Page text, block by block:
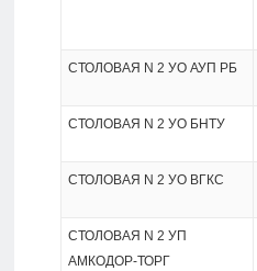
СТОЛОВАЯ N 2 УО АУП РБ
СТОЛОВАЯ N 2 УО БНТУ
СТОЛОВАЯ N 2 УО ВГКС
СТОЛОВАЯ N 2 УП
АМКОДОР-ТОРГ